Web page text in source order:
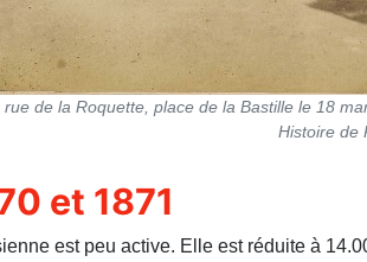
de la Roquette, place de la Bastille le 18
Histoire de
et 1871
est peu active. Elle est réduite à